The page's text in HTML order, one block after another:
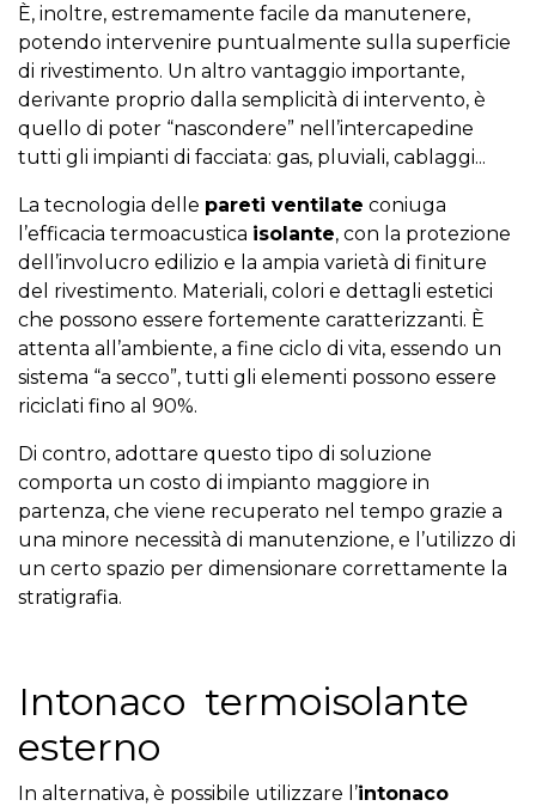
È, inoltre, estremamente facile da manutenere,
potendo intervenire puntualmente sulla superficie
di rivestimento. Un altro vantaggio importante,
derivante proprio dalla semplicità di intervento, è
quello di poter “nascondere” nell’intercapedine
tutti gli impianti di facciata: gas, pluviali, cablaggi...
La tecnologia delle pareti ventilate coniuga
l’efficacia termoacustica isolante, con la protezione
dell’involucro edilizio e la ampia varietà di finiture
del rivestimento. Materiali, colori e dettagli estetici
che possono essere fortemente caratterizzanti. È
attenta all’ambiente, a fine ciclo di vita, essendo un
sistema “a secco”, tutti gli elementi possono essere
riciclati fino al 90%.
Di contro, adottare questo tipo di soluzione
comporta un costo di impianto maggiore in
partenza, che viene recuperato nel tempo grazie a
una minore necessità di manutenzione, e l’utilizzo di
un certo spazio per dimensionare correttamente la
stratigrafia.
Intonaco termoisolante
esterno
In alternativa, è possibile utilizzare l’intonaco